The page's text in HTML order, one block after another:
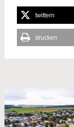
twittern
drucken